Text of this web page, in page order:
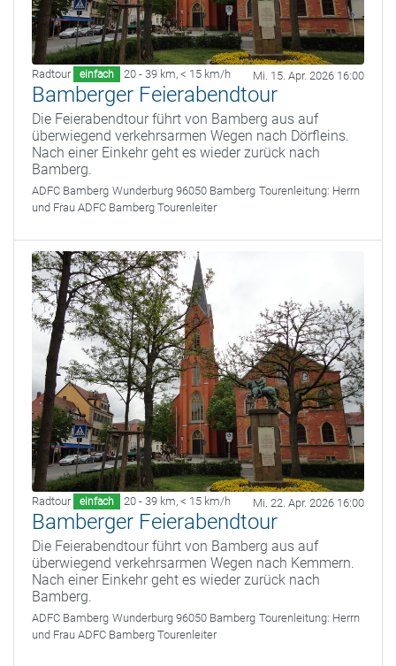
Radtour einfach 20 - 39 km, < 15 km/h Mi. 15. Apr. 2026 16:00
Bamberger Feierabendtour
Die Feierabendtour führt von Bamberg aus auf
überwiegend verkehrsarmen Wegen nach Dörfleins.
Nach einer Einkehr geht es wieder zurück nach
Bamberg.
ADFC Bamberg Wunderburg 96050 Bamberg Tourenleitung: Herrn
und Frau ADFC Bamberg Tourenleiter
Radtour einfach 20 - 39 km, < 15 km/h Mi. 22. Apr. 2026 16:00
Bamberger Feierabendtour
Die Feierabendtour führt von Bamberg aus auf
überwiegend verkehrsarmen Wegen nach Kemmern.
Nach einer Einkehr geht es wieder zurück nach
Bamberg.
ADFC Bamberg Wunderburg 96050 Bamberg Tourenleitung: Herrn
und Frau ADFC Bamberg Tourenleiter